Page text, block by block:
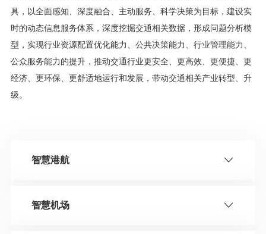
具，以全面感知、深度融合、主动服务、科学决策为目标，建设实
时的动态信息服务体系，深度挖掘交通相关数据，形成问题分析模
型，实现行业资源配置优化能力、公共决策能力、行业管理能力、
公众服务能力的提升，推动交通行业更安全、更高效、更便捷、更
经济、更环保、更舒适地运行和发展，带动交通相关产业转型、升
级。
智慧港航
智慧机场